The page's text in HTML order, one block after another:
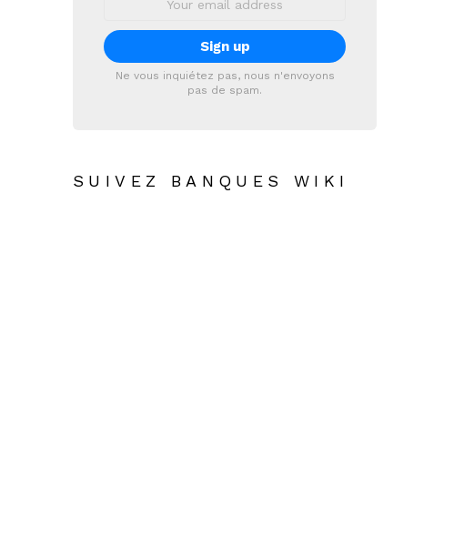
Ne vous inquiétez pas, nous n'envoyons
pas de spam.
SUIVEZ BANQUES WIKI